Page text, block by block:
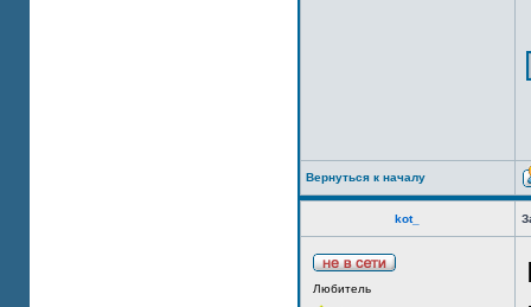
Вернуться к началу
kot_
Любитель